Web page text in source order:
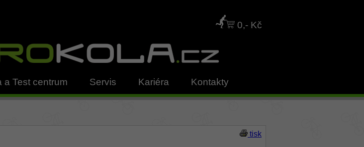
0,- Kč
a Test centrum Servis Kariéra Kontakty
tisk